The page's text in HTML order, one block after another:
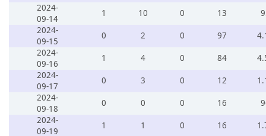
2024-
09-14
1 10 0 13
2024-
09-15
0 2 0 97
2024-
09-16
1 4 0 84
2024-
09-17
0 3 0 12
2024-
09-18
0 0 0 16
2024-
09-19
1 1 0 16